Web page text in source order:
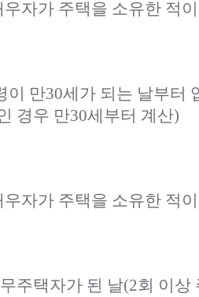
자가 주택을 소유한 적
이 만30세가 되는 날부
경우 만30세부터 계산)
자가 주택을 소유한 적
주택자가 된 날(2회 이